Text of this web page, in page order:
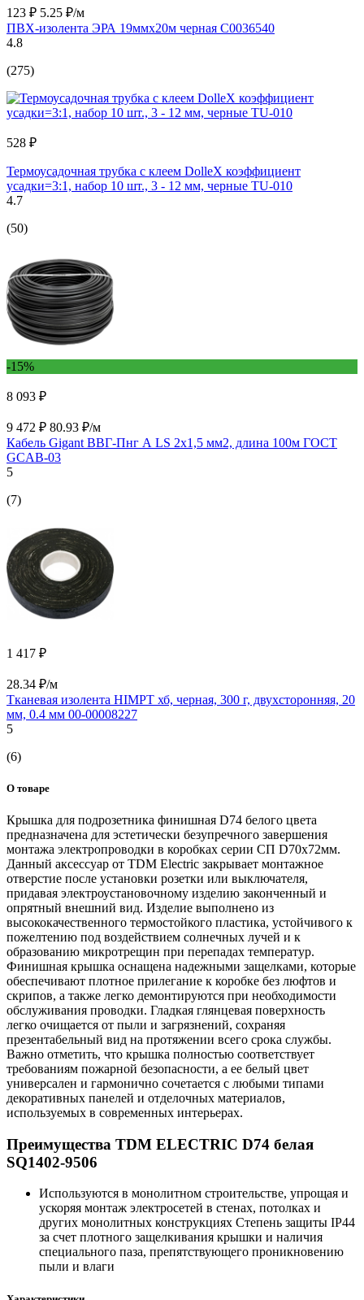
123 ₽ 5.25 ₽/м
ПВХ-изолента ЭРА 19ммх20м черная C0036540
4.8
(275)
528 ₽
Термоусадочная трубка с клеем DolleX коэффициент
усадки=3:1, набор 10 шт., 3 - 12 мм, черные TU-010
4.7
(50)
-15%
8 093 ₽
9 472 ₽ 80.93 ₽/м
Кабель Gigant ВВГ-Пнг А LS 2x1,5 мм2, длина 100м ГОСТ
GCAB-03
5
(7)
1 417 ₽
28.34 ₽/м
Тканевая изолента HIMPT хб, черная, 300 г, двухсторонняя, 20
мм, 0.4 мм 00-00008227
5
(6)
О товаре
Крышка для подрозетника финишная D74 белого цвета
предназначена для эстетически безупречного завершения
монтажа электропроводки в коробках серии СП D70х72мм.
Данный аксессуар от TDM Electric закрывает монтажное
отверстие после установки розетки или выключателя,
придавая электроустановочному изделию законченный и
опрятный внешний вид. Изделие выполнено из
высококачественного термостойкого пластика, устойчивого к
пожелтению под воздействием солнечных лучей и к
образованию микротрещин при перепадах температур.
Финишная крышка оснащена надежными защелками, которые
обеспечивают плотное прилегание к коробке без люфтов и
скрипов, а также легко демонтируются при необходимости
обслуживания проводки. Гладкая глянцевая поверхность
легко очищается от пыли и загрязнений, сохраняя
презентабельный вид на протяжении всего срока службы.
Важно отметить, что крышка полностью соответствует
требованиям пожарной безопасности, а ее белый цвет
универсален и гармонично сочетается с любыми типами
декоративных панелей и отделочных материалов,
используемых в современных интерьерах.
Преимущества TDM ELECTRIC D74 белая
SQ1402-9506
Используются в монолитном строительстве, упрощая и
ускоряя монтаж электросетей в стенах, потолках и
других монолитных конструкциях Степень защиты IP44
за счет плотного защелкивания крышки и наличия
специального паза, препятствующего проникновению
пыли и влаги